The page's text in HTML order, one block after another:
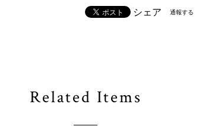
シェア 通報する
Related Items